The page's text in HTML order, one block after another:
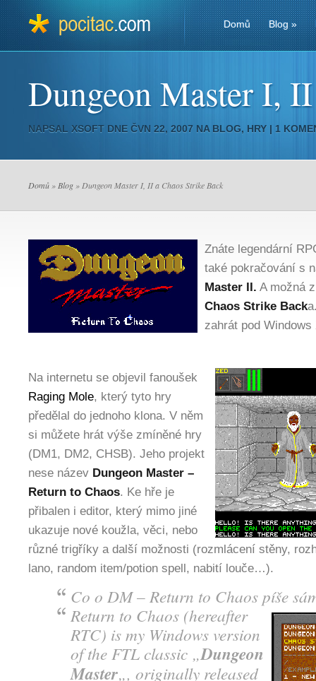
Domů Blog»
Dungeon Master I,
NAPSAL XSOFT DNE ČVN 22, 2007 NA BLOG, HRY | 1
Domů » Blog » Dungeon Master I, II a Chaos Strike Back
Znáte legendární
také pokračování s
Master II. A možná
Chaos Strike Back
zahrát pod
Na internetu se objevil fanoušek
Raging Mole, který tyto hry
předělal do jednoho klona. V něm
si můžete hrát výše zmíněné hry
(DM1, DM2, CHSB). Jeho projekt
nese název Dungeon Master –
Return to Chaos. Ke hře je
přibalen i editor, který mimo jiné
ukazuje nové koužla, věci, nebo
různé trigříky a další možnosti (rozmlácení stěny,
lano, random item/potion spell, nabití louče…).
Co o DM – Return to Chaos píše
Return to Chaos (hereafter
RTC) is my Windows version
of the FTL classic „Dungeon
Master„, originally released